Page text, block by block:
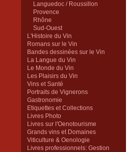
Languedoc / Roussillon
Provence
Rhône
Sud-Ouest
L'Histoire du Vin
Romans sur le Vin
Bandes dessinées sur le Vin
La Langue du Vin
Le Monde du Vin
Les Plaisirs du Vin
Vins et Santé
Portraits de Vignerons
Gastronomie
Etiquettes et Collections
Livres Photo
Livres sur l'Oenotourisme
Grands vins et Domaines
Viticulture & Oenologie
Livres professionnels: Gestion